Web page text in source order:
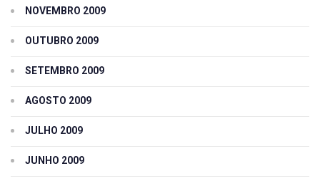
NOVEMBRO 2009
OUTUBRO 2009
SETEMBRO 2009
AGOSTO 2009
JULHO 2009
JUNHO 2009